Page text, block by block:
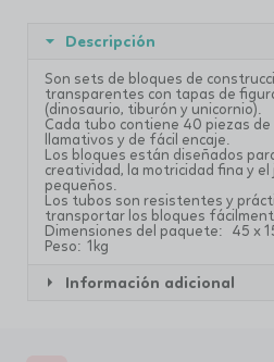
Descripción
Son sets de bloques de
transparentes con tapas de
(dinosaurio, tiburón y unicornio).
Cada tubo contiene 40 piezas de
llamativos y de fácil encaje.
Los bloques están diseñados
creatividad, la motricidad fina y
pequeños.
Los tubos son resistentes y
transportar los bloques
Dimensiones del paquete: 45 x
Peso: 1kg
Información adicional